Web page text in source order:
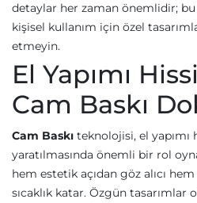
detaylar her zaman önemlidir;
kişisel kullanım için özel
etmeyin.
El Yapımı
Cam Baskı
Cam Baskı teknolojisi, el yapımı
yaratılmasında önemli bir rol
hem estetik açıdan göz alıcı
sıcaklık katar. Özgün tasarımlar